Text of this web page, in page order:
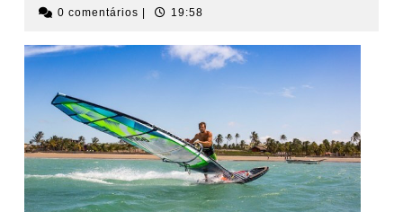
de
de
2020
0 comentários
19:58